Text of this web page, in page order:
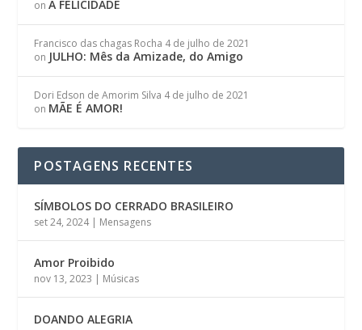
onA FELICIDADE
Francisco das chagas Rocha 4 de julho de 2021
on JULHO: Mês da Amizade, do Amigo
Dori Edson de Amorim Silva 4 de julho de 2021
on MÃE É AMOR!
POSTAGENS RECENTES
SÍMBOLOS DO CERRADO BRASILEIRO
set 24, 2024| Mensagens
Amor Proibido
nov 13, 2023 Músicas
DOANDO ALEGRIA